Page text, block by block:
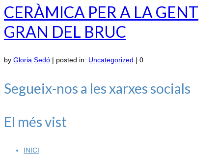
CERÀMICA PER A LA GENT
GRAN DEL BRUC
by Gloria Sedó | posted in: Uncategorized | 0
Segueix-nos a les xarxes socials
El més vist
INICI